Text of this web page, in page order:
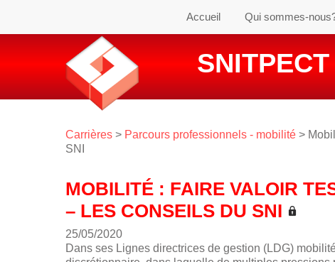
Accueil Qui sommes-
Carrières > Parcours professionnels - mobilité >
SNI
MOBILITÉ : FAIRE VALOIR
– LES CONSEILS DU SNI
25/05/2020
Dans ses Lignes directrices de gestion (LDG)